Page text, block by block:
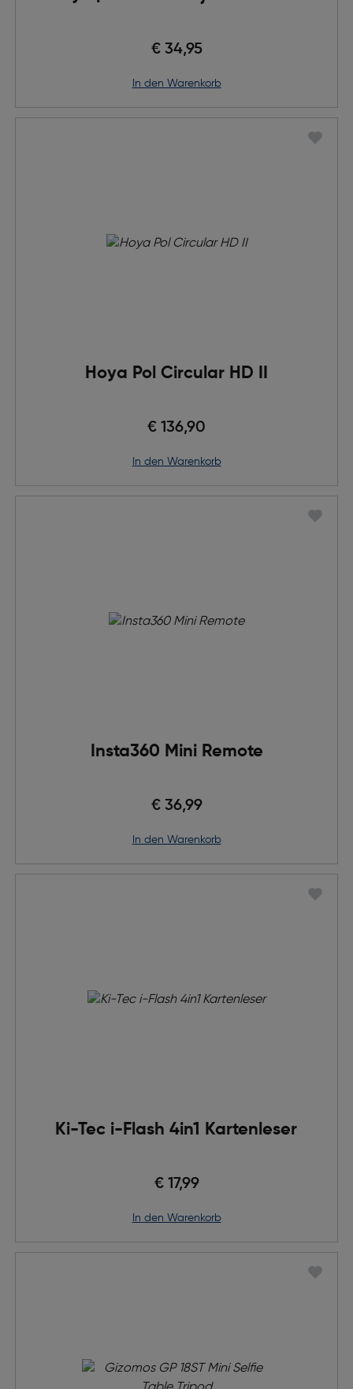
€ 34,95
in den Warenkorb
Hoya Pol Circular HD II
€ 136,90
in den Warenkorb
Insta360 Mini Remote
€ 36,99
in den Warenkorb
Ki-Tec i-Flash 4in1 Kartenleser
€ 17,99
in den Warenkorb